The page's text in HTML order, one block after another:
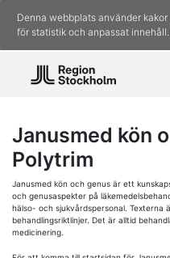
Denna webbplats använder kakor
för statistik och anpassat innehåll.
Janusmed kön
Polytrim
Janusmed kön och genus är ett
och genusaspekter på
hälso- och sjukvårdspersonal. Texterna
behandlingsriktlinjer. Det är alltid
medicinering.